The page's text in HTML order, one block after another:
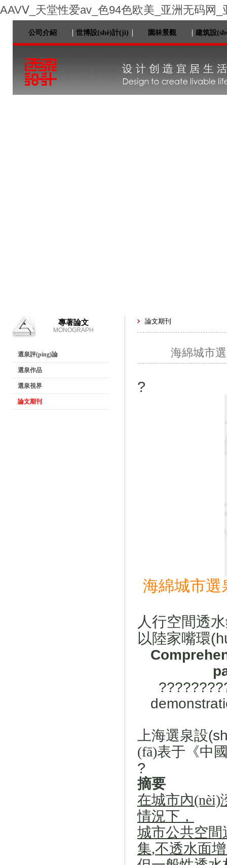
AAVⅤ_天堂性爱av_色94色欧美_亚洲无码网_
公司介紹 世博設(shè)計(jì) 園林景觀 建筑設
專著論文
MONOGRAPH
選泉評(píng)論
選泉作品
選泉視界
論文期刊
論文期刊
海綿城市
?
海綿城市選
人行空間透
以陸家嘴環
????????
上海選泉設
(fā)表于《中
?
摘要
在城市內(nèi)
情況下 ，
城市公共空間
集,不透水面增